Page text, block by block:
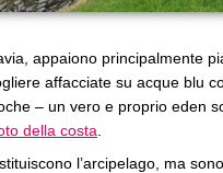
appaiono principalmente
affacciate su acque blu
– un vero e proprio eden
della costa
l’arcipelago, ma